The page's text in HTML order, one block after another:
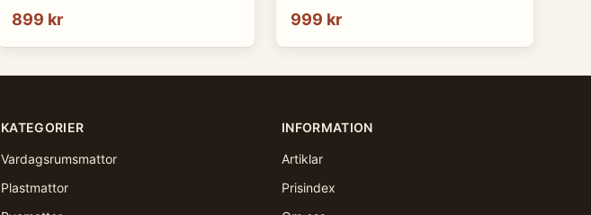
899 kr 999 kr
KATEGORIER
Vardagsrumsmattor
Plastmattor
INFORMATION
Artiklar
Prisindex